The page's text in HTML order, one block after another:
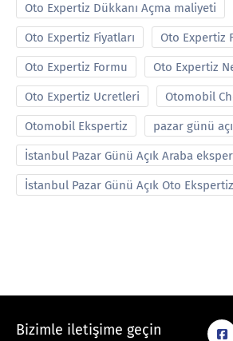
Oto Expertiz Dükkanı Açma maliyeti
Oto Expertiz Fiyatları Oto Expertiz
Oto Expertiz Formu Oto Expertiz
Oto Expertiz Ucretleri Otomobil
Otomobil Ekspertiz pazar günü
İstanbul Pazar Günü Açık Araba
İstanbul Pazar Günü Açık Oto Ekspertiz
Bizimle iletişime geçin